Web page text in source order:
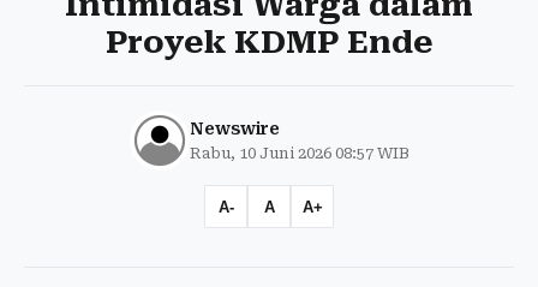
Proyek KDMP Ende
Newswire
Rabu, 10 Juni 2026 08:57 WIB
A- A A+